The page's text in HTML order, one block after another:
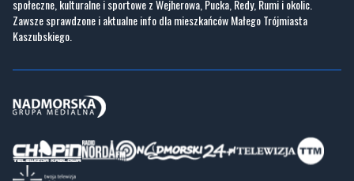
Copyrights © Nadmorski24.pl 2026 r.
Projekt i wykonaniePixlab.pl